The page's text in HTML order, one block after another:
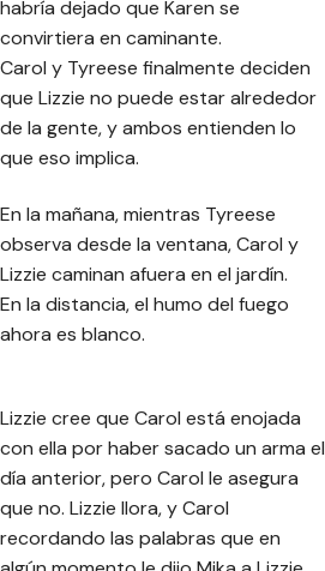
habría dejado que Karen se
convirtiera en caminante.
Carol y Tyreese finalmente deciden
que Lizzie no puede estar alrededor
de la gente, y ambos entienden lo
que eso implica.
En la mañana, mientras Tyreese
observa desde la ventana, Carol y
Lizzie caminan afuera en el jardín.
En la distancia, el humo del fuego
ahora es blanco.
Lizzie cree que Carol está enojada
con ella por haber sacado un arma el
día anterior, pero Carol le asegura
que no. Lizzie llora, y Carol
recordando las palabras que en